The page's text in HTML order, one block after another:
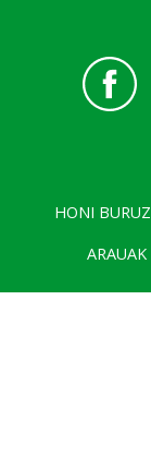
HONI BURUZ
ARAUAK